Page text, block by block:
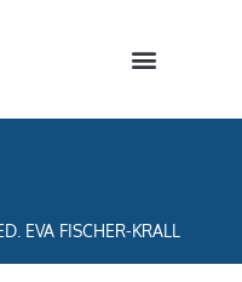
EVA FISCHER-KRALL